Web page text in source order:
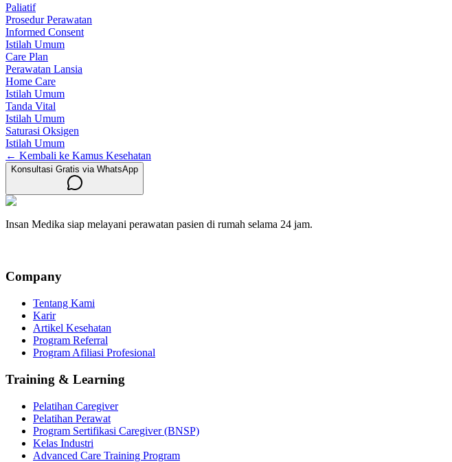
Paliatif
Prosedur Perawatan
Informed Consent
Istilah Umum
Care Plan
Perawatan Lansia
Home Care
Istilah Umum
Tanda Vital
Istilah Umum
Saturasi Oksigen
Istilah Umum
← Kembali ke Kamus Kesehatan
Konsultasi Gratis via WhatsApp
Insan Medika siap melayani perawatan pasien di rumah selama 24 jam.
Company
Tentang Kami
Karir
Artikel Kesehatan
Program Referral
Program Afiliasi Profesional
Training & Learning
Pelatihan Caregiver
Pelatihan Perawat
Program Sertifikasi Caregiver (BNSP)
Kelas Industri
Advanced Care Training Program